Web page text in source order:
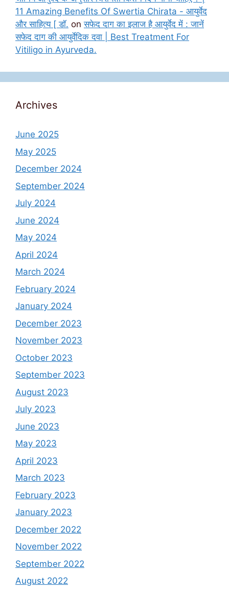
11 Amazing Benefits Of Swertia Chirata - आयुर्वेद
और साहित्य [ डॉ. onसफेद दाग का इलाज है आयुर्वेद में : जानें
सफेद दाग की आयुर्वेदिक दवा | Best Treatment For
Vitiligo in Ayurveda.
Archives
June 2025
May 2025
December 2024
September 2024
July 2024
June 2024
May 2024
April 2024
March 2024
February 2024
January 2024
December 2023
November 2023
October 2023
September 2023
August 2023
July 2023
June 2023
May 2023
April 2023
March 2023
February 2023
January 2023
December 2022
November 2022
September 2022
August 2022